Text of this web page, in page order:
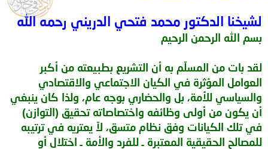
لشيخنا الدكتور محمد فتحي الدريني رحمه الله
بسم الله الرحمن الرحيم
لقد بات من المسلّم به أن التشريع بطبيعته من أكبر
العوامل المؤثرة في الكيان الاجتماعي والاقتصادي
والسياسي للأمة، بل والحضاري بوجه عام، ولذا كان ينبغي
أن يكون من أولى وظائفه واختصاصاته تحقيق (التوازن)
في تلك الكيانات وفق نظام متسق، لاّ يعتريه في ترتيبه
للمصالح الحقيقية المعتبرة ـ للفرد والأمة ـ اختلال أو